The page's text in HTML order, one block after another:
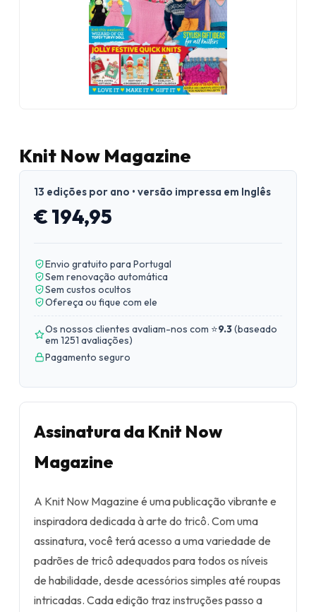
Knit Now Magazine
13 edições por ano • versão impressa em Inglês
€ 194,95
Envio gratuito para Portugal
Sem renovação automática
Sem custos ocultos
Ofereça ou fique com ele
Os nossos clientes avaliam-nos com ⭐9.3(baseado
em 1251 avaliações)
Pagamento seguro
Assinatura da Knit Now
Magazine
A Knit Now Magazine é uma publicação vibrante e
inspiradora dedicada à arte do tricô. Com uma
assinatura, você terá acesso a uma variedade de
padrões de tricô adequados para todos os níveis
de habilidade, desde acessórios simples até roupas
intricadas. Cada edição traz instruções passo a